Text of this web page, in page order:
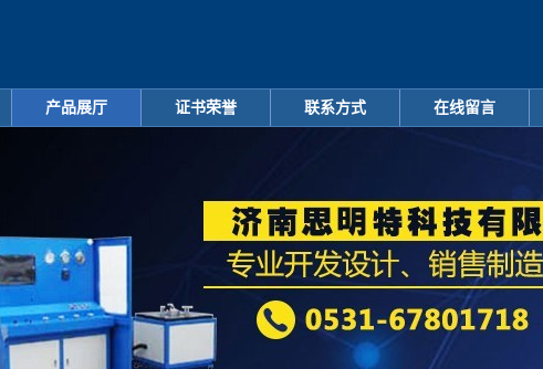
产品展厅 证书荣誉 联系方式 在线留言